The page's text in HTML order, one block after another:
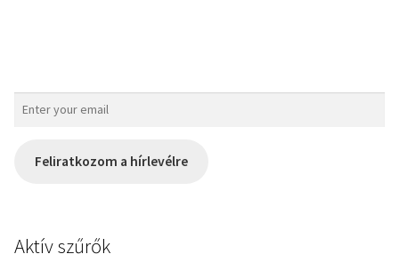
Feliratkozom a hírlevélre
Aktív szűrők